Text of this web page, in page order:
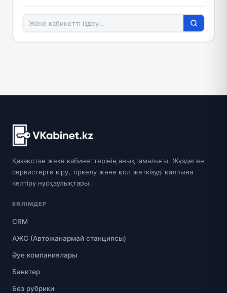
Қазақстан жеке кабинеттерінің анықтамалығы. Жүздеген
сервистерге кіру, тіркелу және қол жеткізуді қалпына
келтіру нұсқаулықтары.
БӨЛІМДЕР
CRM
АЖС (Автожанармай станциясы)
Әуе компаниялары
Банктер
Без рубрики